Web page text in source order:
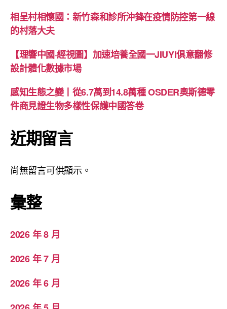
相呈村相懷國：新竹森和診所沖鋒在疫情防控第一線
的村落大夫
【理響中國·經視圖】加速培養全國一JIUYI俱意翻修
設計體化數據市場
感知生態之變丨從6.7萬到14.8萬種 OSDER奧斯德零
件商見證生物多樣性保護中國答卷
近期留言
尚無留言可供顯示。
彙整
2026 年 8 月
2026 年 7 月
2026 年 6 月